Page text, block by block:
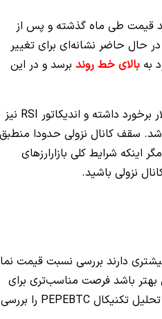
قیمت طی ماه گذشته و پس از
است. در حال حاضر نشانه‌ای برای تغییر
به بالای خط روند برسد و در این
با توجه به اینکه قیمت پپه با حمایت استاتیک و داینامیک خود در ناحیه 0.0000058 دلار برخورد داشته و اندیکاتور RSI‌ نیز
سقف کانال نزولی حدودا منطبق
است مگر اینکه شرایط کلی بازارارزهای
نزولی باشید.
دارند بررسی نسبت قیمت
باشد فرصت مناسب‌تری برای
خرید را پدید می‌اورد. در حال حاضر نماد مورد نظر ما پپه است و به همین دلیل نمودار تحلیل تکنیکال PEPEBTC را بررسی